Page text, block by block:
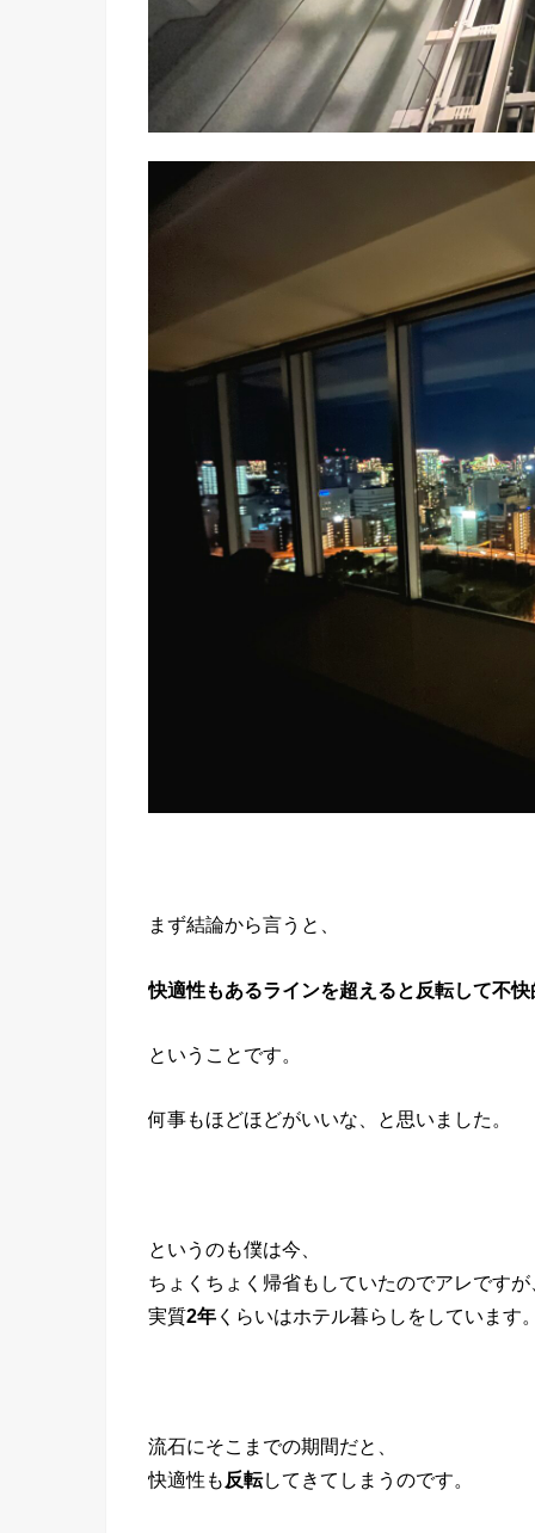
まず結論から言うと、
快適性もあるラインを超えると反転して不
ということです。
何事もほどほどがいいな、と思いました。
というのも僕は今、
ちょくちょく帰省もしていたのでアレですが
実質2年 くらいはホテル暮らしをしています
流石にそこまでの期間だと、
快適性も 反転してきてしまうのです。